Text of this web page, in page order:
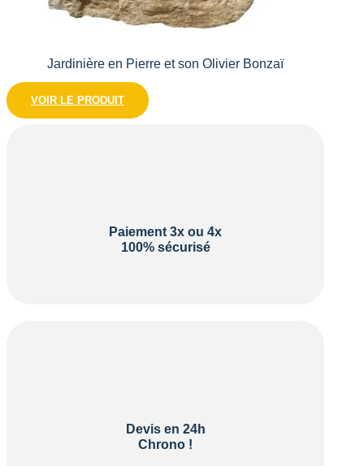
Jardinière en Pierre et son Olivier Bonzaï
VOIR LE PRODUIT
Paiement 3x ou 4x
100% sécurisé
Devis en 24h
Chrono !